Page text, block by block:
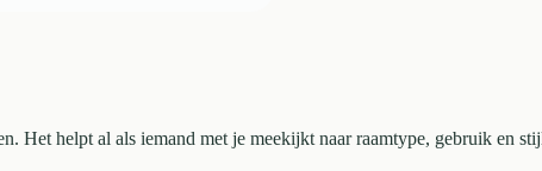
Het helpt al als iemand met je meekijkt naar raamtype, gebruik en